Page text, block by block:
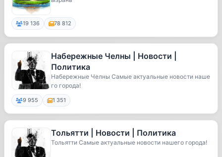
19 136 78 812
Набережные Челны | Новости |
Политика
Набережные Челны Самые актуальные новости наше
го города!
9 955 1 351
Тольятти | Новости | Политика
Тольятти Самые актуальные новости нашего города!